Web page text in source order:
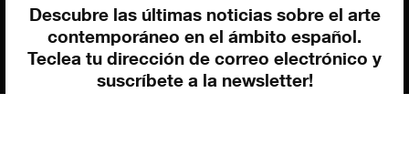
Descubre las últimas noticias sobre el arte
contemporáneo en el ámbito español.
Teclea tu dirección de correo electrónico y
suscríbete a la newsletter!
Política de privacidad
©exibart 2026 - web design and
development by Infmedia
Puedes aprender más sobre qué cookies utilizamos o
desactivarlas en los ajustes.
Aceptar